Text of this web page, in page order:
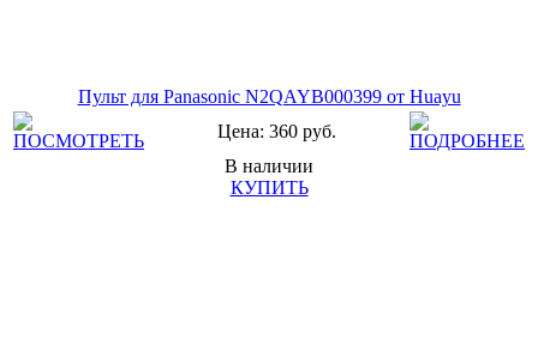
Пульт для Panasonic N2QAYB000399 от Huayu
Цена: 360 руб.
В наличии
КУПИТЬ